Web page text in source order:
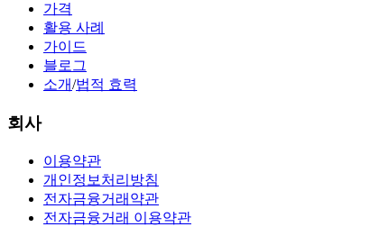
가격
활용 사례
가이드
블로그
소개/법적 효력
회사
이용약관
개인정보처리방침
전자금융거래약관
전자금융거래 이용약관